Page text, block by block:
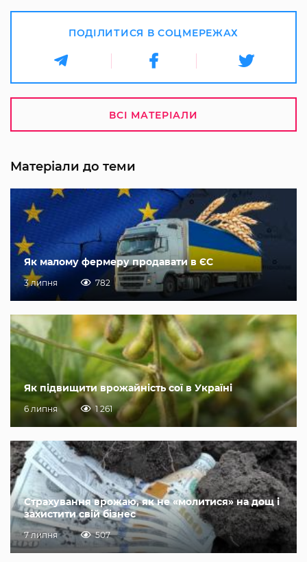
ПОДІЛИТИСЯ В СОЦМЕРЕЖАХ
ВСІ МАТЕРІАЛИ
Матеріали до теми
Як малому фермеру продавати в ЄС
3 липня 782
Як підвищити врожайність сої в Україні
6 липня 1 261
Страхування врожаю, як не «молитися» на дощ і
захистити свій бізнес
7 липня 507